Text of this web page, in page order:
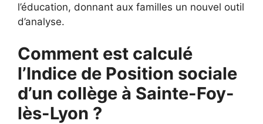
l’éducation, donnant aux familles un nouvel outil
d’analyse.
Comment est calculé
l’Indice de Position sociale
d’un collège à Sainte-Foy-
lès-Lyon ?